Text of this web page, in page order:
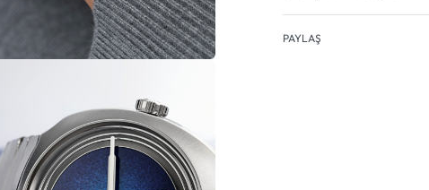
PAYLAŞ